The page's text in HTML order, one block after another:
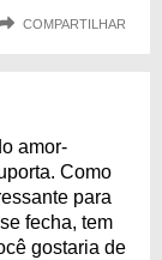
COMPARTILHAR
amor-
Como
para
fecha, tem
gostaria de